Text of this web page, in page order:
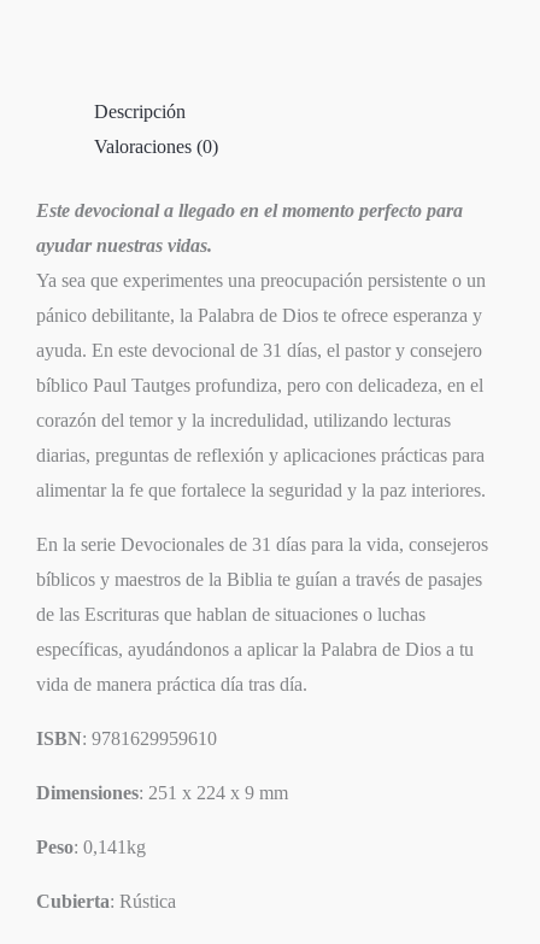
Descripción
Valoraciones (0)
Este devocional a llegado en el momento perfecto para
ayudar nuestras vidas.
Ya sea que experimentes una preocupación persistente o un
pánico debilitante, la Palabra de Dios te ofrece esperanza y
ayuda. En este devocional de 31 días, el pastor y consejero
bíblico Paul Tautges profundiza, pero con delicadeza, en el
corazón del temor y la incredulidad, utilizando lecturas
diarias, preguntas de reflexión y aplicaciones prácticas para
alimentar la fe que fortalece la seguridad y la paz interiores.
En la serie Devocionales de 31 días para la vida, consejeros
bíblicos y maestros de la Biblia te guían a través de pasajes
de las Escrituras que hablan de situaciones o luchas
específicas, ayudándonos a aplicar la Palabra de Dios a tu
vida de manera práctica día tras día.
ISBN: 9781629959610
Dimensiones: 251 x 224 x 9 mm
Peso: 0,141kg
Cubierta: Rústica